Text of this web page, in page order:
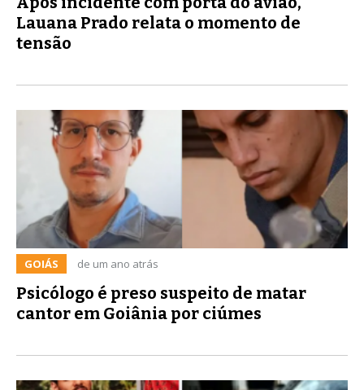
Lauana Prado relata o momento de
tensão
GOIÁS de um ano atrás
Psicólogo é preso suspeito de matar
cantor em Goiânia por ciúmes